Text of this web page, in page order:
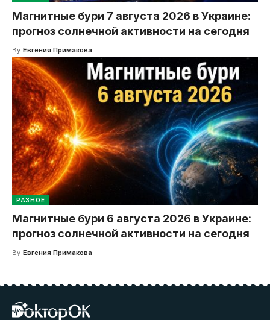
Магнитные бури 7 августа 2026 в Украине:
прогноз солнечной активности на сегодня
By Евгения Примакова
РАЗНОЕ
Магнитные бури 6 августа 2026 в Украине:
прогноз солнечной активности на сегодня
By Евгения Примакова